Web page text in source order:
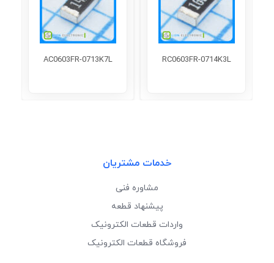
RC0603FR-0714K3L
AC0603FR-0713K7L
خدمات مشتریان
مشاوره فنی
پیشنهاد قطعه
واردات قطعات الکترونیک
فروشگاه قطعات الکترونیک